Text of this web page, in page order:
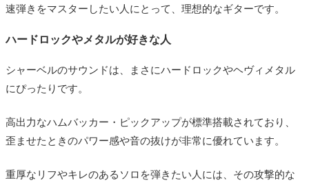
速弾きをマスターしたい人にとって、理想的なギターです。
ハードロックやメタルが好きな人
シャーベルのサウンドは、まさにハードロックやヘヴィメタル
にぴったりです。
高出力なハムバッカー・ピックアップが標準搭載されており、
歪ませたときのパワー感や音の抜けが非常に優れています。
重厚なリフやキレのあるソロを弾きたい人には、その攻撃的な